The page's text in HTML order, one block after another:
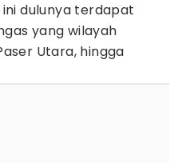
dulunya terdapat
yang wilayah
Utara, hingga